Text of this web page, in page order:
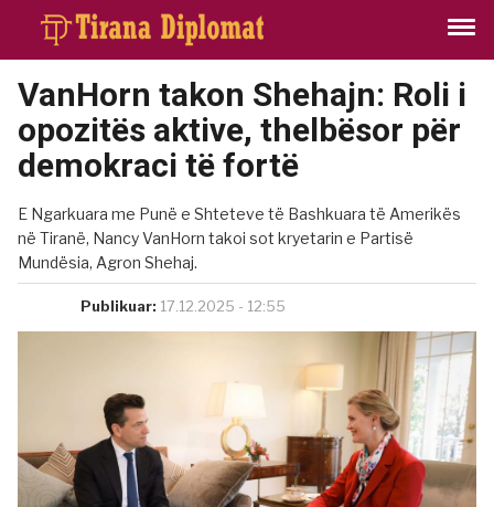
VanHorn takon Shehajn: Roli i
opozitës aktive, thelbësor për
demokraci të fortë
E Ngarkuara me Punë e Shteteve të Bashkuara të Amerikës
në Tiranë, Nancy VanHorn takoi sot kryetarin e Partisë
Mundësia, Agron Shehaj.
Publikuar: 17.12.2025 - 12:55